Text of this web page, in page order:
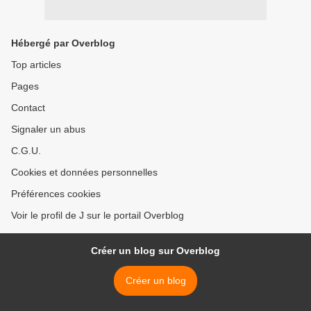
Hébergé par Overblog
Top articles
Pages
Contact
Signaler un abus
C.G.U.
Cookies et données personnelles
Préférences cookies
Voir le profil de J sur le portail Overblog
Créer un blog sur Overblog
Créer un blog